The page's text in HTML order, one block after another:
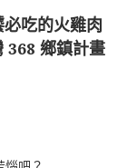
吃的火雞肉
368 鄉鎮計畫